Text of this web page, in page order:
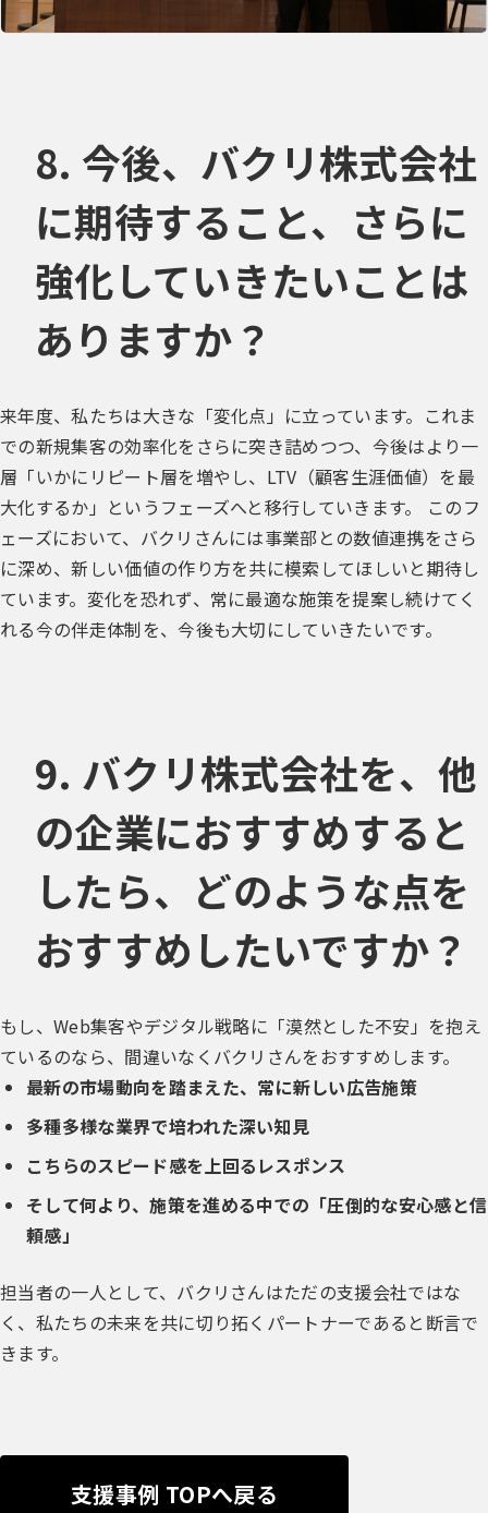
8. 今後、バクリ株式会社
に期待すること、さらに
強化していきたいことは
ありますか？
来年度、私たちは大きな「変化点」に立っています。これま
での新規集客の効率化をさらに突き詰めつつ、今後はより一
層「いかにリピート層を増やし、LTV（顧客生涯価値）を最
大化するか」というフェーズへと移行していきます。 このフ
ェーズにおいて、バクリさんには事業部との数値連携をさら
に深め、新しい価値の作り方を共に模索してほしいと期待し
ています。変化を恐れず、常に最適な施策を提案し続けてく
れる今の伴走体制を、今後も大切にしていきたいです。
9. バクリ株式会社を、他
の企業におすすめすると
したら、どのような点を
おすすめしたいですか？
もし、Web集客やデジタル戦略に「漠然とした不安」を抱え
ているのなら、間違いなくバクリさんをおすすめします。
最新の市場動向を踏まえた、常に新しい広告施策
多種多様な業界で培われた深い知見
こちらのスピード感を上回るレスポンス
そして何より、施策を進める中での「圧倒的な安心感と信
頼感」
担当者の一人として、バクリさんはただの支援会社ではな
く、私たちの未来を共に切り拓くパートナーであると断言で
きます。
支援事例 TOPへ戻る